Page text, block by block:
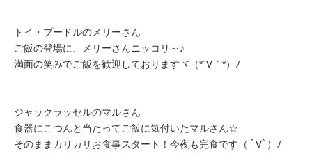
トイ・プードルのメリーさん
ご飯の登場に、メリーさんニッコリ～♪
満面の笑みでご飯を歓迎しておりますヾ（*´∀｀*）ﾉ
ジャックラッセルのマルさん
食器にこつんと当たってご飯に気付いたマルさん☆
そのままカリカリお食事スタート！今夜も完食です（ ﾟ∀ﾟ）ﾉ